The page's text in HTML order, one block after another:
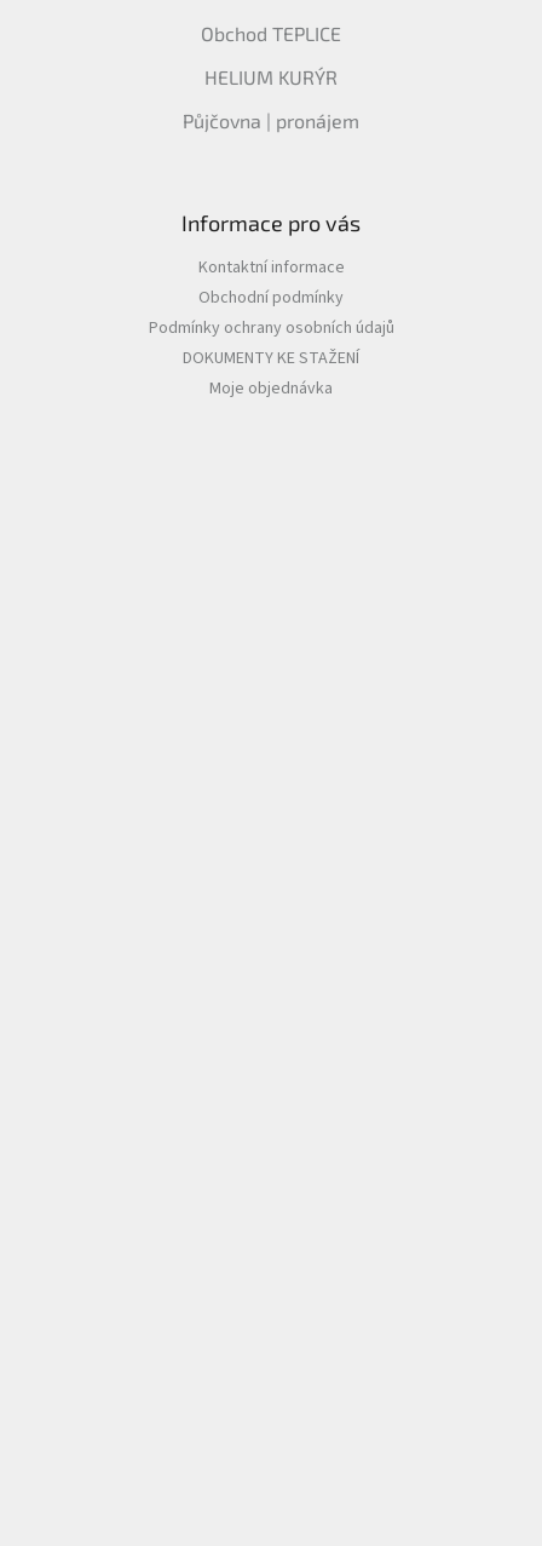
Obchod TEPLICE
HELIUM KURÝR
Půjčovna | pronájem
Informace pro vás
Kontaktní informace
Obchodní podmínky
Podmínky ochrany osobních údajů
DOKUMENTY KE STAŽENÍ
Moje objednávka